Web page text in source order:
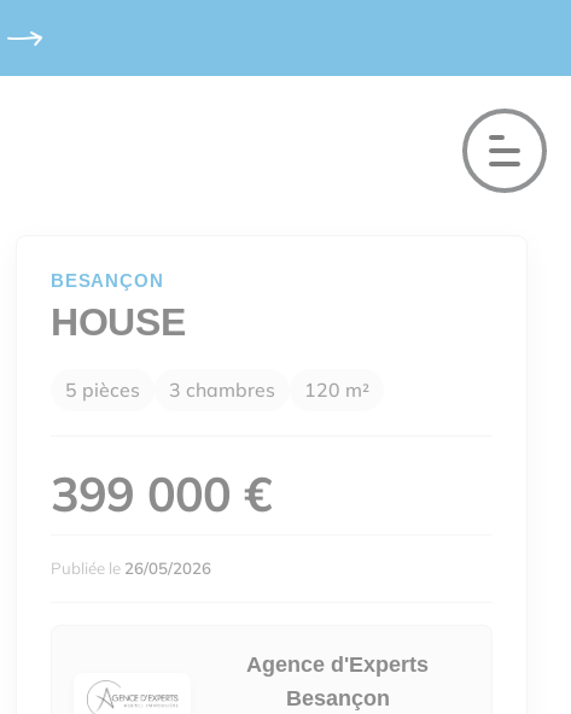
BESANÇON
HOUSE
5 pièces 3 chambres 120 m²
399 000 €
Publiée le 26/05/2026
Agence d'Experts
Besançon